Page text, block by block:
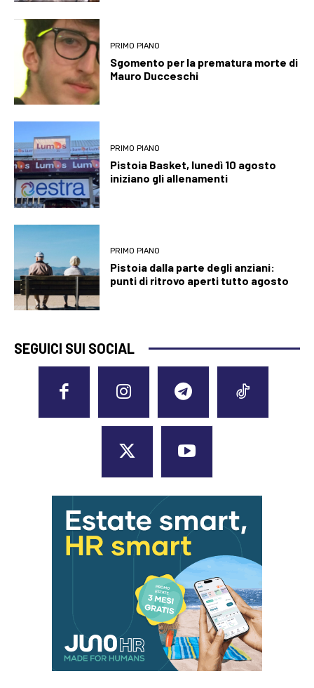
PRIMO PIANO
Sgomento per la prematura morte di
Mauro Ducceschi
PRIMO PIANO
Pistoia Basket, lunedì 10 agosto
iniziano gli allenamenti
PRIMO PIANO
Pistoia dalla parte degli anziani:
punti di ritrovo aperti tutto agosto
SEGUICI SUI SOCIAL